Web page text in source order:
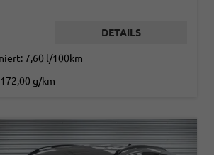
DETAILS
7,60 l/100km
172,00 g/km